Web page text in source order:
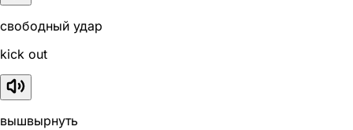
свободный удар
kick out
вышвырнуть